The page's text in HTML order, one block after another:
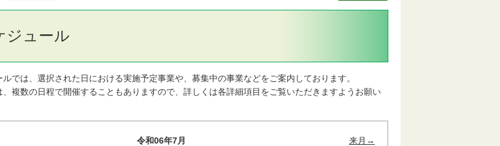
ジュール
では、選択された日における実施予定事業や、募集中の事業などをご案内しております。
複数の日程で開催することもありますので、詳しくは各詳細項目をご覧いただきますようお願い
令和06年7月 来月→